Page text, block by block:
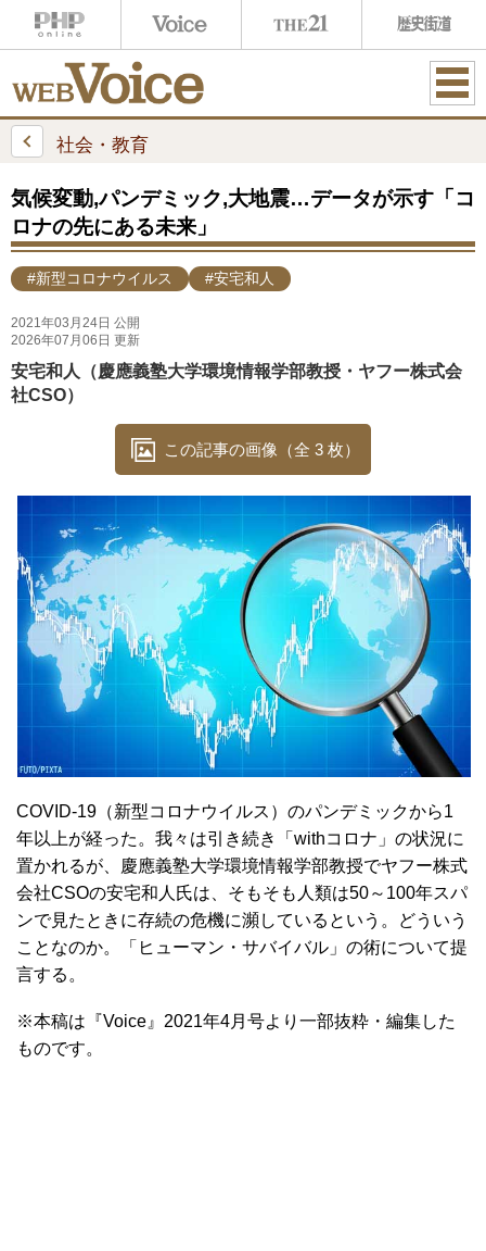
ME
社会・教育
気候変動,パンデミック,大地震…データが示す「コ
ロナの先にある未来」
#新型コロナウイルス #安宅和人
2021年03月24日 公開
2026年07月06日 更新
安宅和人（慶應義塾大学環境情報学部教授・ヤフー株式会
社CSO）
この記事の画像（全 3 枚）
COVID-19（新型コロナウイルス）のパンデミックから1
年以上が経った。我々は引き続き「withコロナ」の状況に
置かれるが、慶應義塾大学環境情報学部教授でヤフー株式
会社CSOの安宅和人氏は、そもそも人類は50～100年スパ
ンで見たときに存続の危機に瀕しているという。どういう
ことなのか。「ヒューマン・サバイバル」の術について提
言する。
※本稿は『Voice』2021年4月号より一部抜粋・編集した
ものです。